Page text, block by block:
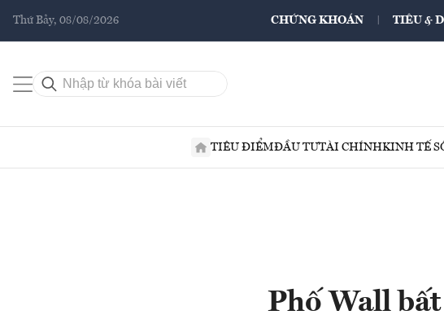
Thứ Bảy, 08/08/2026 CHỨNG KHOÁN TIÊU &
TIÊU ĐIỂMĐẦU TƯTÀI CHÍNHKINH TẾ
Phố Wall